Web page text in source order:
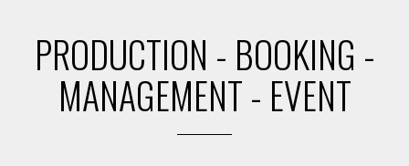
PRODUCTION - BOOKING -
MANAGEMENT - EVENT